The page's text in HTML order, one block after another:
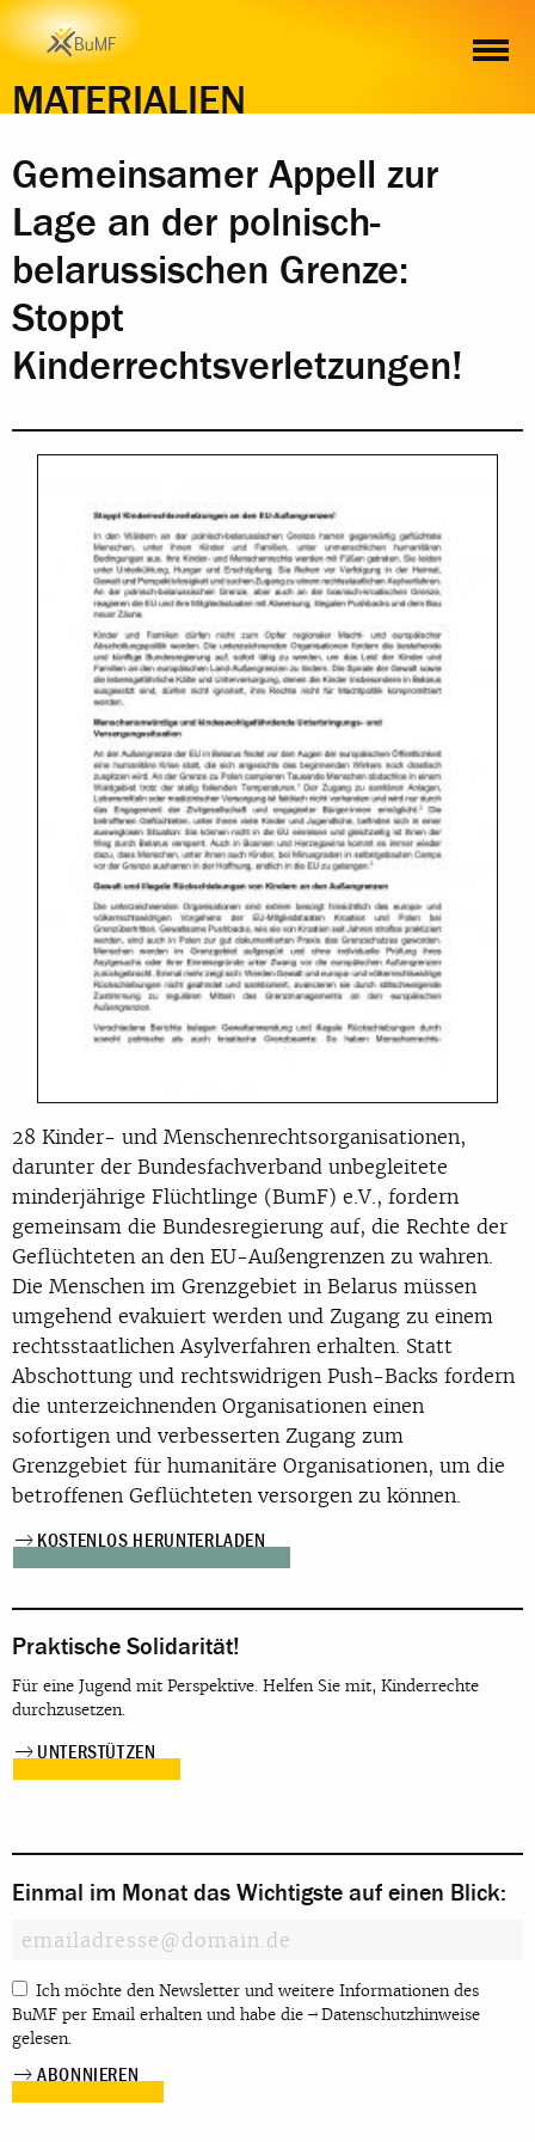
MATERIALIEN
INHALT
Gemeinsamer Appell zur
Lage an der polnisch-
belarussischen Grenze:
Stoppt
Kinderrechtsverletzungen!
28 Kinder- und Menschenrechtsorganisationen,
darunter der Bundesfachverband unbegleitete
minderjährige Flüchtlinge (BumF) e.V., fordern
gemeinsam die Bundesregierung auf, die Rechte der
Geflüchteten an den EU-Außengrenzen zu wahren.
Die Menschen im Grenzgebiet in Belarus müssen
umgehend evakuiert werden und Zugang zu einem
rechtsstaatlichen Asylverfahren erhalten. Statt
Abschottung und rechtswidrigen Push-Backs fordern
die unterzeichnenden Organisationen einen
sofortigen und verbesserten Zugang zum
Grenzgebiet für humanitäre Organisationen, um die
betroffenen Geflüchteten versorgen zu können.
KOSTENLOS HERUNTERLADEN
Praktische Solidarität!
Für eine Jugend mit Perspektive. Helfen Sie mit, Kinderrechte
durchzusetzen.
UNTERSTÜTZEN
Einmal im Monat das Wichtigste auf einen Blick:
Ich möchte den Newsletter und weitere Informationen des
BuMF per Email erhalten und habe die
Datenschutzhinweise
gelesen.